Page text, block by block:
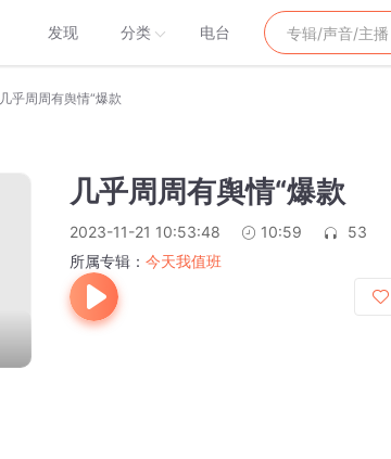
发现 分类 电台
几乎周周有舆情“爆款
几乎周周有舆情“爆款
2023-11-21 10:53:48 10:59
53
所属专辑： 今天我值班